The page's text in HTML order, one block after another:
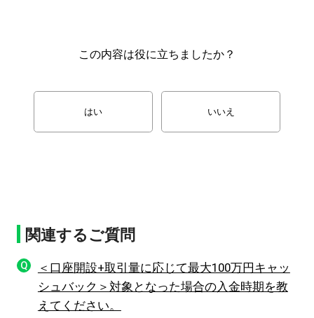
この内容は役に立ちましたか？
はい いいえ
関連するご質問
Q
＜口座開設+取引量に応じて最大100万円キャッ
シュバック＞対象となった場合の入金時期を教
えてください。